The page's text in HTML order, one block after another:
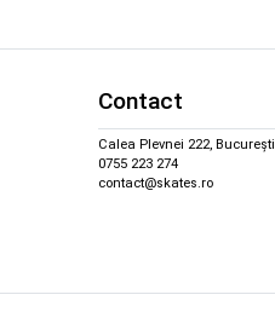
Contact
Calea Plevnei 222, București
0755 223 274
contact@skates.ro